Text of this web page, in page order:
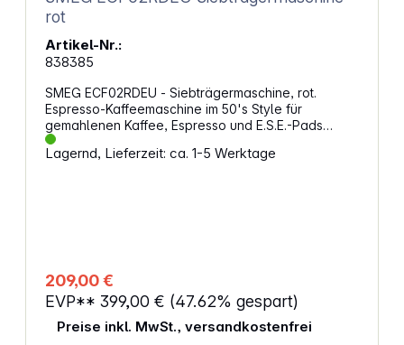
rot
Artikel-Nr.:
838385
SMEG ECF02RDEU - Siebträgermaschine, rot.
Espresso-Kaffeemaschine im 50's Style für
gemahlenen Kaffee, Espresso und E.S.E.-Pads
Eigenschaften: Brüheinheit, Siebträger und
Dampflanze aus Edelstahl Gehäuse und
Pads kompatibel Heißwasserfunktion 4 beleuchtete
Bedientasten Abnehmbarer Wassertank
Abnehmbare Restwasserschale
Fassungsvermögen Wassertank: 1,1 l Durchmesser
Siebträger: 51 mm Rutschfestes Design 1 m
Lagernd, Lieferzeit: ca. 1-5 Werktage
209,00 €
EVP** 399,00 € (47.62% gespart)
Preise inkl. MwSt., versandkostenfrei